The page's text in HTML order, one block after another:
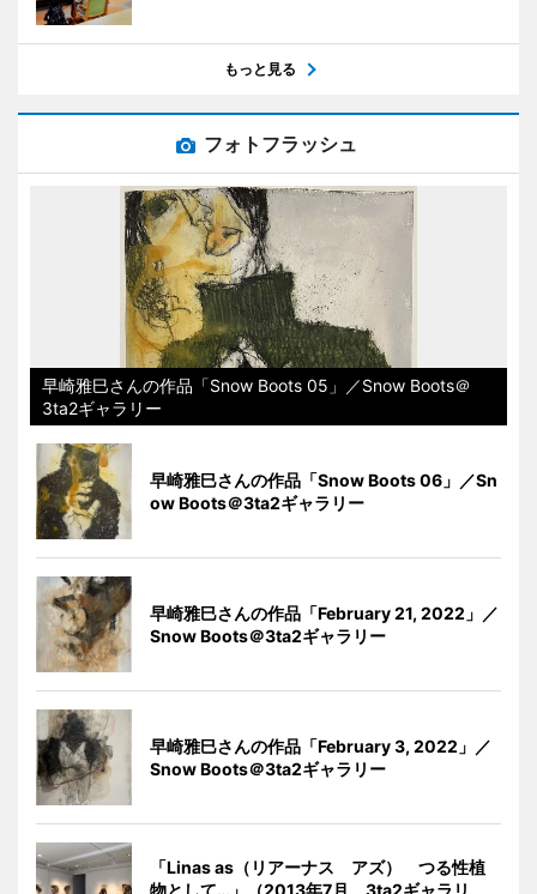
もっと見る
フォトフラッシュ
早崎雅巳さんの作品「Snow Boots 05」／Snow Boots＠
3ta2ギャラリー
早崎雅巳さんの作品「Snow Boots 06」／Sn
ow Boots＠3ta2ギャラリー
早崎雅巳さんの作品「February 21, 2022」／
Snow Boots＠3ta2ギャラリー
早崎雅巳さんの作品「February 3, 2022」／
Snow Boots＠3ta2ギャラリー
「Linas as（リアーナス アズ） つる性植
物として…」（2013年7月、3ta2ギャラリ